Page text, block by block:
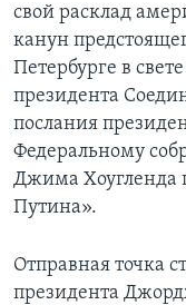
ДЕТАЛИ
НЬЮ-ЙОРК NEW
АМЕРИКА.
АМЕРИКАНСКИЕ
ТЕСТЫ
УЧИМ
ВИДЕО
ПОДПИСКА НА
Learning English
СОЦИАЛЬНЫЕ СЕТИ
свой расклад
канун
Петербурге в
президента
послания
Федеральному
Джима Хоугленда
Путина».
Отправная точка
президента